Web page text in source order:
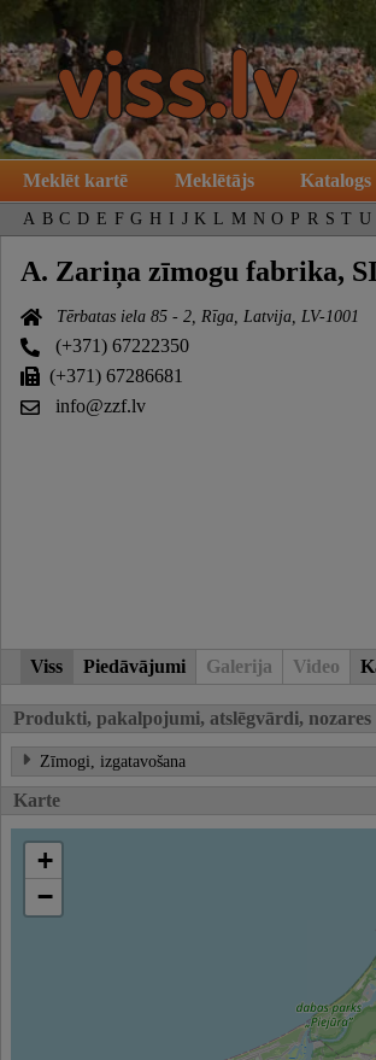
Meklēt kartē Meklētājs Katalogs
A B C D E F G H I J K L M N O P R S T U
A. Zariņa zīmogu fabrika,
Tērbatas iela 85 - 2, Rīga, Latvija, LV-1001
(+371) 67222350
(+371) 67286681
info@zzf.lv
Viss Piedāvājumi Galerija Video
Produkti, pakalpojumi, atslēgvārdi, nozares
Zīmogi, izgatavošana
Karte
+
−